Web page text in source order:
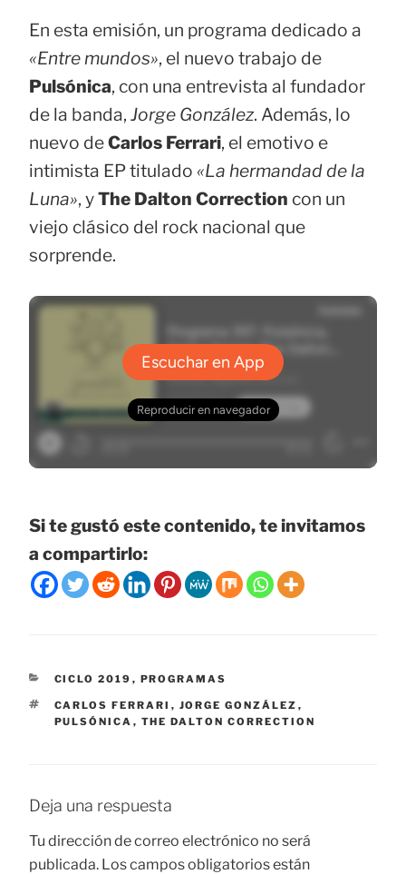
En esta emisión, un programa dedicado a
«Entre mundos», el nuevo trabajo de
Pulsónica, con una entrevista al fundador
de la banda, Jorge González. Además, lo
nuevo deCarlos Ferrari, el emotivo e
intimista EP titulado «La hermandad de la
Luna», yThe Dalton Correction con un
viejo clásico del rock nacional que
sorprende.
Si te gustó este contenido, te invitamos
a compartirlo:
CATEGORÍAS
CICLO 2019 , PROGRAMAS
ETIQUETAS
CARLOS FERRARI , JORGE GONZÁLEZ ,
PULSÓNICA , THE DALTON CORRECTION
Deja una respuesta
Tu dirección de correo electrónico no será
publicada. Los campos obligatorios están